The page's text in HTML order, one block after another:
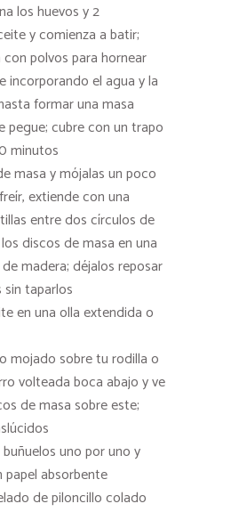
los huevos y 2
y comienza a batir;
polvos para hornear
incorporando el agua y la
formar una masa
pegue; cubre con un trapo
minutos
masa y mójalas un poco
extiende con una
entre dos círculos de
discos de masa en una
madera; déjalos reposar
taparlos
en una olla extendida o
mojado sobre tu rodilla o
volteada boca abajo y ve
de masa sobre este;
uno por uno y
absorbente
de piloncillo colado